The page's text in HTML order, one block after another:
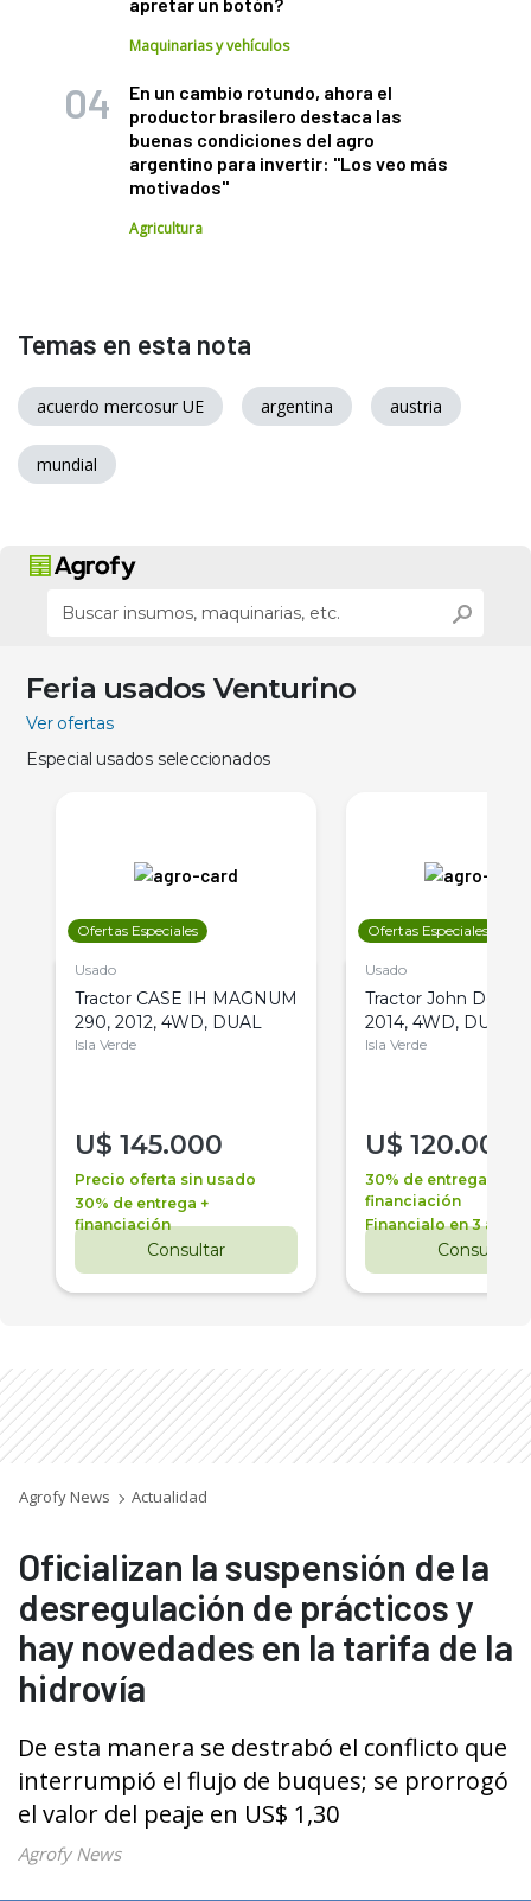
Maquinarias y vehículos
En un cambio rotundo, ahora el
productor brasilero destaca las
buenas condiciones del agro
argentino para invertir: "Los veo más
motivados"
Agricultura
Temas en esta nota
acuerdo mercosur UE argentina austria
mundial
Feria usados Venturino
Ver ofertas
Especial usados seleccionados
Ofertas Especiales
Usado
Tractor CASE IH MAGNUM
290, 2012, 4WD, DUAL
Isla Verde
U$ 145.000
Precio oferta sin usado
30% de entrega +
financiación
Consultar
Ofertas Especiales
Usado
Tractor John Deere
2014, 4WD, DUAL
Isla Verde
U$ 120.000
30% de entrega +
financiación
Financialo en 3 años
Consultar
Agrofy News Actualidad
Oficializan la suspensión de la
desregulación de prácticos y
hay novedades en la tarifa de la
hidrovía
De esta manera se destrabó el conflicto que
interrumpió el flujo de buques; se prorrogó
el valor del peaje en US$ 1,30
Agrofy News